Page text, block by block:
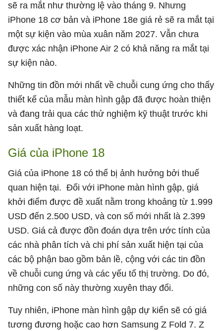
sẽ ra mắt như thường lệ vào tháng 9. Nhưng
iPhone 18 cơ bản và iPhone 18e giá rẻ sẽ ra mắt tại
một sự kiện vào mùa xuân năm 2027. Vẫn chưa
được xác nhận iPhone Air 2 có khả năng ra mắt tại
sự kiện nào.
Những tin đồn mới nhất về chuỗi cung ứng cho thấy
thiết kế của mẫu màn hình gập đã được hoàn thiện
và đang trải qua các thử nghiệm kỹ thuật trước khi
sản xuất hàng loạt.
Giá của iPhone 18
Giá của iPhone 18 có thể bị ảnh hưởng bởi thuế
quan hiện tại. Đối với iPhone màn hình gập, giá
khởi điểm được đề xuất nằm trong khoảng từ 1.999
USD đến 2.500 USD, và con số mới nhất là 2.399
USD. Giá cả được đồn đoán dựa trên ước tính của
các nhà phân tích và chi phí sản xuất hiện tại của
các bộ phận bao gồm bản lề, cộng với các tin đồn
về chuỗi cung ứng và các yếu tố thị trường. Do đó,
những con số này thường xuyên thay đổi.
Tuy nhiên, iPhone màn hình gập dự kiến ​​sẽ có giá
tương đương hoặc cao hơn Samsung Z Fold 7. Z